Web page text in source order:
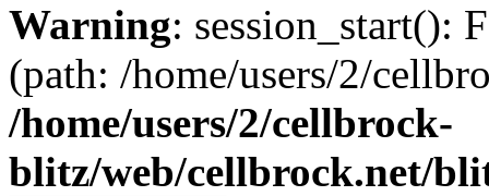
Warning: session_start():
(path: /home/users/2/
/home/users/2/cellbrock-
blitz/web/cellbrock.net/